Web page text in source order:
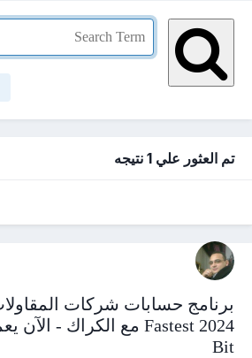
تم العثور علي 1 نتيجه
Bit